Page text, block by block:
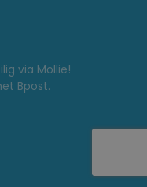
via Mollie!
Bpost.